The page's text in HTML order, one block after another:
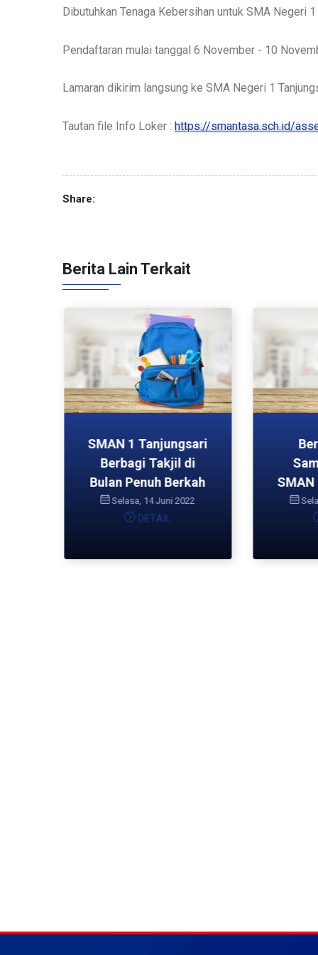
Dibutuhkan Tenaga Kebersihan untuk SMA Negeri
Pendaftaran mulai tanggal 6 November - 10
Lamaran dikirim langsung ke SMA Negeri 1
Tautan file Info Loker : https://smantasa.sch.id/
Share:
Berita Lain Terkait
SMAN 1 Tanjungsari
Berbagi Takjil di
Bulan Penuh Berkah
Selasa, 14 Juni 2022
DETAIL
SMAN